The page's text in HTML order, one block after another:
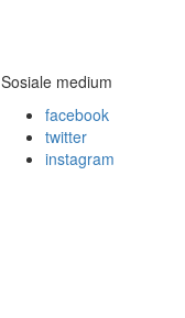
Sosiale medium
facebook
twitter
instagram